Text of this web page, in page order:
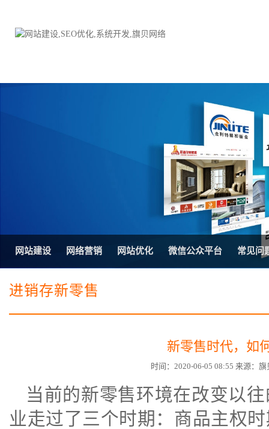
网站SEO优化
微信平台建设
电子商务商城建设
SSL证书
H5响应式网站建设方案
防伪防窜货系统
外贸多语言网站建设方
三级分销系统
网站推广优化方案
在线进销存管理
品牌加盟营销管理系统
营销型网站建设方案
网站建设 网络营销 网站优化 微信公众平台 常见问
进销存新零售
新零售时代，如
时间：2020-06-05 08:55 来源：
当前的新零售环境在改变以
业走过了三个时期：商品主权